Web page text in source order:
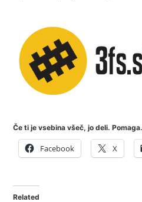
Če ti je vsebina všeč, jo deli.
Facebook X
Related